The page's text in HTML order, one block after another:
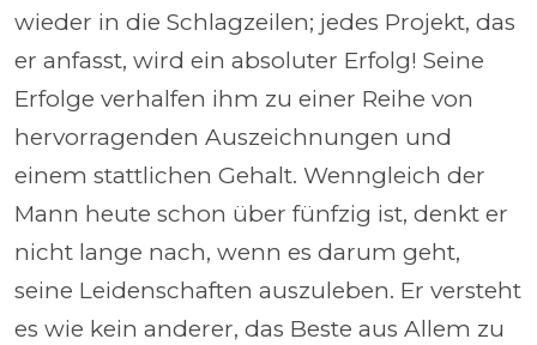
wieder in die Schlagzeilen; jedes Projekt, das
er anfasst, wird ein absoluter Erfolg! Seine
Erfolge verhalfen ihm zu einer Reihe von
hervorragenden Auszeichnungen und
einem stattlichen Gehalt. Wenngleich der
Mann heute schon über fünfzig ist, denkt er
nicht lange nach, wenn es darum geht,
seine Leidenschaften auszuleben. Er versteht
es wie kein anderer, das Beste aus Allem zu